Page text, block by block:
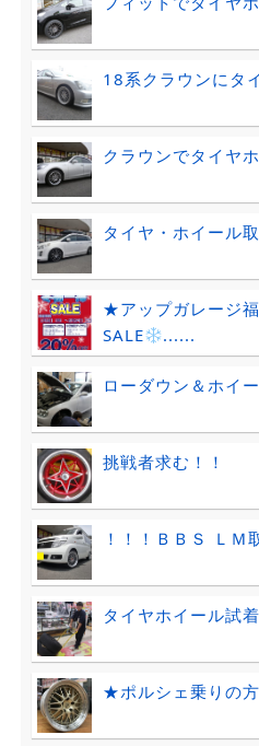
18系クラウンにタ
クラウンでタイヤ
タイヤ・ホイール
★アップガレージ
SALE
......
ローダウン＆ホイ
挑戦者求む！！
！！！ＢＢＳ ＬＭ
タイヤホイール試
★ポルシェ乗りの